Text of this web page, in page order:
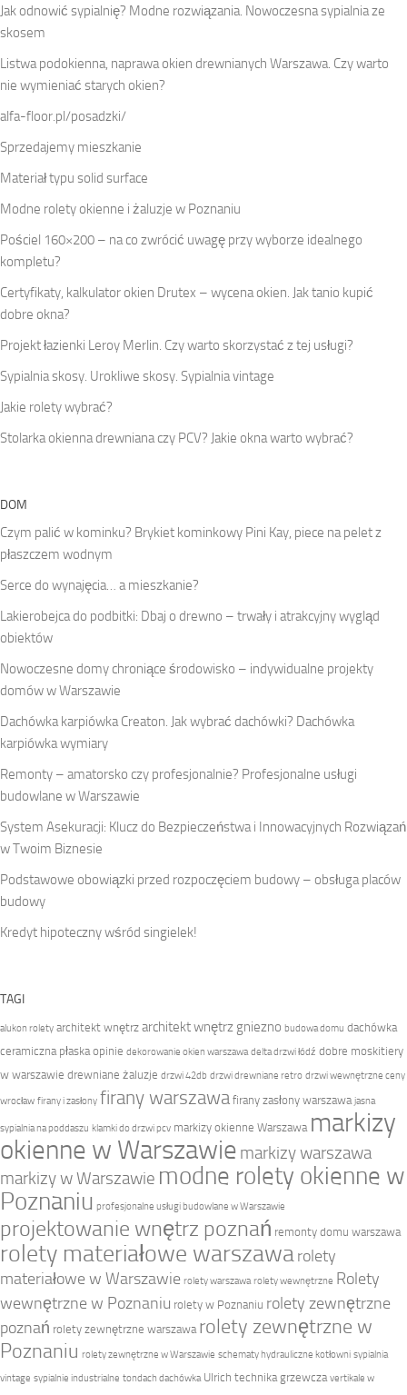
Jak odnowić sypialnię? Modne rozwiązania. Nowoczesna sypialnia ze
skosem
Listwa podokienna, naprawa okien drewnianych Warszawa. Czy warto
nie wymieniać starych okien?
alfa-floor.pl/posadzki/
Sprzedajemy mieszkanie
Materiał typu solid surface
Modne rolety okienne i żaluzje w Poznaniu
Pościel 160×200 – na co zwrócić uwagę przy wyborze idealnego
kompletu?
Certyfikaty, kalkulator okien Drutex – wycena okien. Jak tanio kupić
dobre okna?
Projekt łazienki Leroy Merlin. Czy warto skorzystać z tej usługi?
Sypialnia skosy. Urokliwe skosy. Sypialnia vintage
Jakie rolety wybrać?
Stolarka okienna drewniana czy PCV? Jakie okna warto wybrać?
DOM
Czym palić w kominku? Brykiet kominkowy Pini Kay, piece na pelet z
płaszczem wodnym
Serce do wynajęcia… a mieszkanie?
Lakierobejca do podbitki: Dbaj o drewno – trwały i atrakcyjny wygląd
obiektów
Nowoczesne domy chroniące środowisko – indywidualne projekty
domów w Warszawie
Dachówka karpiówka Creaton. Jak wybrać dachówki? Dachówka
karpiówka wymiary
Remonty – amatorsko czy profesjonalnie? Profesjonalne usługi
budowlane w Warszawie
System Asekuracji: Klucz do Bezpieczeństwa i Innowacyjnych Rozwiązań
w Twoim Biznesie
Podstawowe obowiązki przed rozpoczęciem budowy – obsługa placów
budowy
Kredyt hipoteczny wśród singielek!
TAGI
alukon rolety architekt wnętrz architekt wnętrz gniezno budowa domu dachówka
ceramiczna płaska opinie dekorowanie okien warszawa delta drzwi łódź dobre moskitiery
w warszawie drewniane żaluzje drzwi 42db drzwi drewniane retro drzwi wewnętrzne ceny
wrocław firany i zasłony firany warszawa firany zasłony warszawa jasna
sypialnia na poddaszu klamki do drzwi pcv markizy okienne Warszawa markizy
okienne w Warszawie markizy warszawa
markizy w Warszawie modne rolety okienne w
Poznaniu profesjonalne usługi budowlane w Warszawie
projektowanie wnętrz poznań remonty domu warszawa
rolety materiałowe warszawa rolety
materiałowe w Warszawie rolety warszawa rolety wewnętrzne Rolety
wewnętrzne w Poznaniu rolety w Poznaniu rolety zewnętrzne
poznań rolety zewnętrzne warszawa rolety zewnętrzne w
Poznaniu rolety zewnętrzne w Warszawie schematy hydrauliczne kotłowni sypialnia
vintage sypialnie industrialne tondach dachówka Ulrich technika grzewcza vertikale w